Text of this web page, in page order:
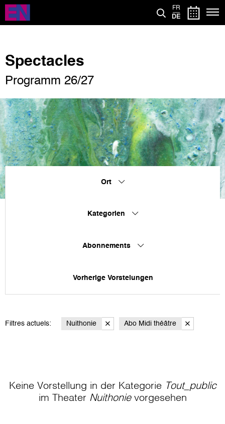
Direkt
zum
Inhalt
FR
DE
Spectacles
Programm 26/27
Ort
Kategorien
Abonnements
Vorherige Vorstelungen
Filtres actuels: Nuithonie Abo Midi théâtre
Keine Vorstellung in der Kategorie Tout_public
im Theater Nuithonievorgesehen